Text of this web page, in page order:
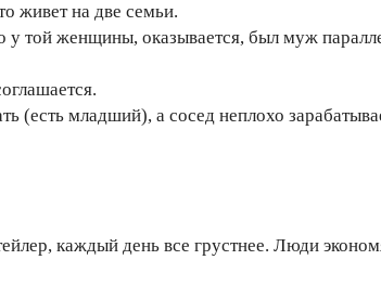
живет на две семьи.
у той женщины, оказывается, был муж
(есть младший), а сосед неплохо
каждый день все грустнее. Люди